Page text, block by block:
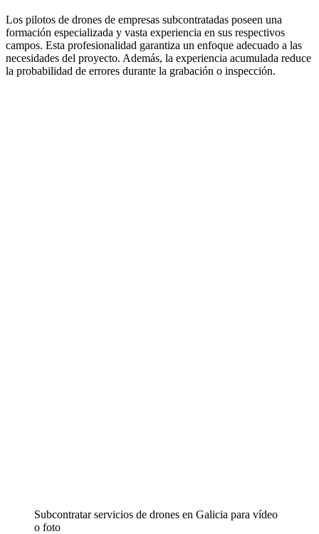
Los pilotos de drones de empresas subcontratadas poseen una
formación especializada y vasta experiencia en sus respectivos
campos. Esta profesionalidad garantiza un enfoque adecuado a las
necesidades del proyecto. Además, la experiencia acumulada reduce
la probabilidad de errores durante la grabación o inspección.
Subcontratar servicios de drones en Galicia para vídeo
o foto